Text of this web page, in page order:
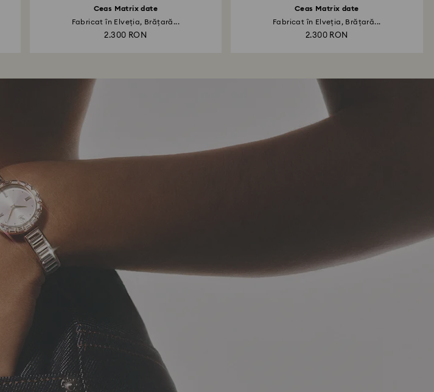
Ceas Matrix date
Fabricat în Elveția, Brățară...
2.300 RON
Ceas Matrix date
Fabricat în Elveția, Brățară...
2.300 RON